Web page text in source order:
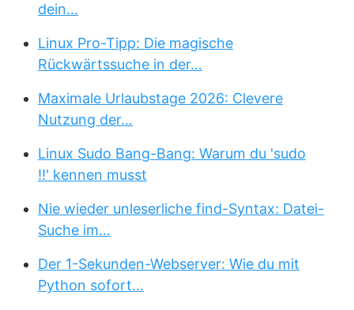
dein…
Linux Pro-Tipp: Die magische
Rückwärtssuche in der…
Maximale Urlaubstage 2026: Clevere
Nutzung der…
Linux Sudo Bang-Bang: Warum du 'sudo
!!' kennen musst
Nie wieder unleserliche find-Syntax: Datei-
Suche im…
Der 1-Sekunden-Webserver: Wie du mit
Python sofort…